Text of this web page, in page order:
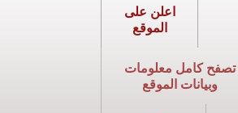
اعلن على
الموقع
تصفح كامل معلومات
وبيانات الموقع